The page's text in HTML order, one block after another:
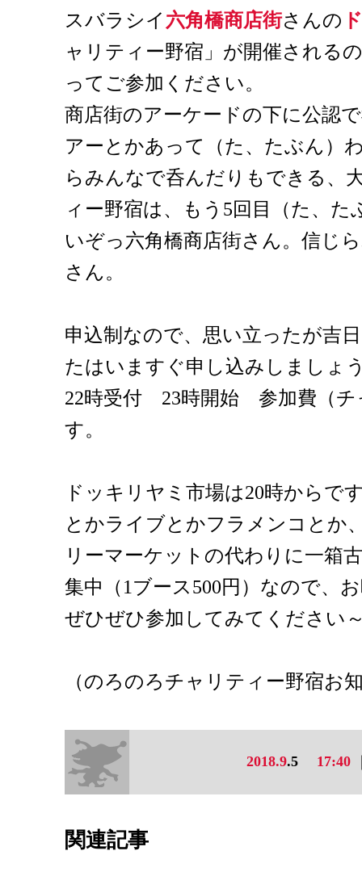
スバラシイ 六角橋商店街さんの
ャリティー野宿」が開催される
ってご参加ください。
商店街のアーケードの下に公認
アーとかあって（た、たぶん）
らみんなで呑んだりもできる、
ィー野宿は、もう5回目（た、
いぞっ六角橋商店街さん。信じ
さん。
申込制なので、思い立ったが吉
たはいますぐ申し込みしましょ
22時受付 23時開始 参加費（
す。
ドッキリヤミ市場は20時からで
とかライブとかフラメンコとか
リーマーケットの代わりに一箱
集中（1ブース500円）なので、
ぜひぜひ参加してみてください
（のろのろチャリティー野宿お
2018.9.5 17:40
関連記事